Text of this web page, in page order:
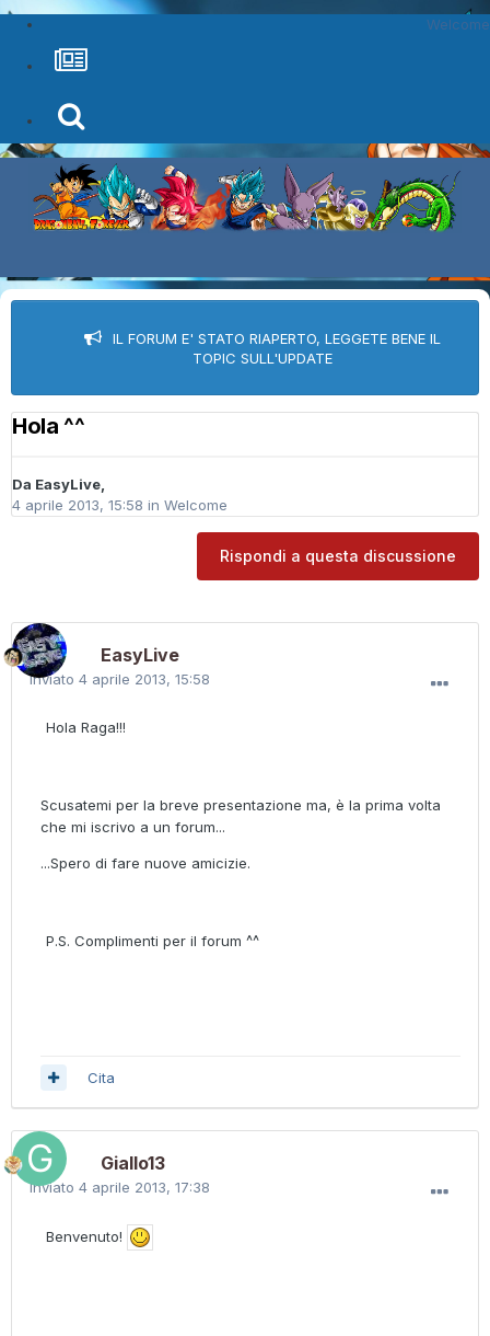
Welcome
IL FORUM E' STATO RIAPERTO, LEGGETE BENE IL
TOPIC SULL'UPDATE
Hola ^^
Da EasyLive,
4 aprile 2013, 15:58 in Welcome
Rispondi a questa discussione
EasyLive
Inviato 4 aprile 2013, 15:58
Hola Raga!!!
Scusatemi per la breve presentazione ma, è la prima volta
che mi iscrivo a un forum...
...Spero di fare nuove amicizie.
P.S. Complimenti per il forum ^^
Cita
Giallo13
Inviato 4 aprile 2013, 17:38
Benvenuto!